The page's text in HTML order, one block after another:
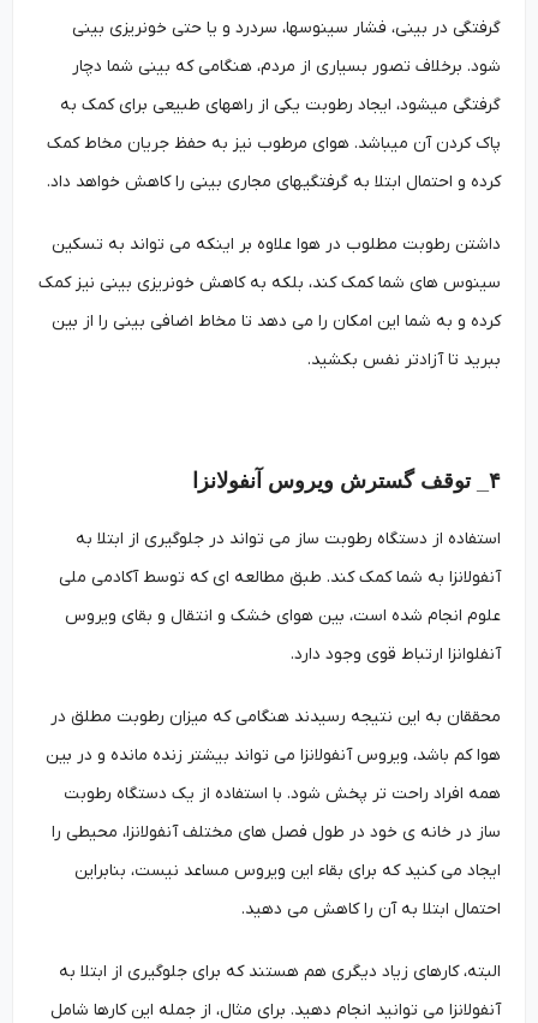
گرفتگی در بینی، فشار سینوس­ها، سردرد و یا حتی خونریزی بینی
شود. برخلاف تصور بسیاری از مردم، هنگامی که بینی شما دچار
گرفتگی می­شود، ایجاد رطوبت یکی از راه­های طبیعی برای کمک به
پاک کردن آن می­باشد. هوای مرطوب نیز به حفظ جریان مخاط کمک
کرده و احتمال ابتلا به گرفتگی­های مجاری بینی را کاهش خواهد داد.
داشتن رطوبت مطلوب در هوا علاوه بر اینکه می تواند به تسکین
سینوس های شما کمک کند، بلکه به کاهش خونریزی بینی نیز کمک
کرده و به شما این امکان را می دهد تا مخاط اضافی بینی را از بین
ببرید تا آزادتر نفس بکشید.
استفاده از دستگاه رطوبت ساز می تواند در جلوگیری از ابتلا به
آنفولانزا به شما کمک کند. طبق مطالعه ای که توسط آکادمی ملی
علوم انجام شده است، بین هوای خشک و انتقال و بقای ویروس
آنفلوانزا ارتباط قوی وجود دارد.
محققان به این نتیجه رسیدند هنگامی که میزان رطوبت مطلق در
هوا کم باشد، ویروس آنفولانزا می تواند بیشتر زنده مانده و در بین
همه افراد­ راحت تر پخش شود. با استفاده از یک دستگاه رطوبت
ساز در خانه ی خود در طول فصل­ های مختلف آنفولانزا، محیطی را
ایجاد می کنید که برای بقاء این ویروس مساعد نیست، بنابراین
احتمال ابتلا به آن را کاهش می دهید.
البته، کارهای زیاد دیگری هم هستند که برای جلوگیری از ابتلا به
آنفولانزا می توانید انجام دهید. برای مثال، از جمله این کارها شامل